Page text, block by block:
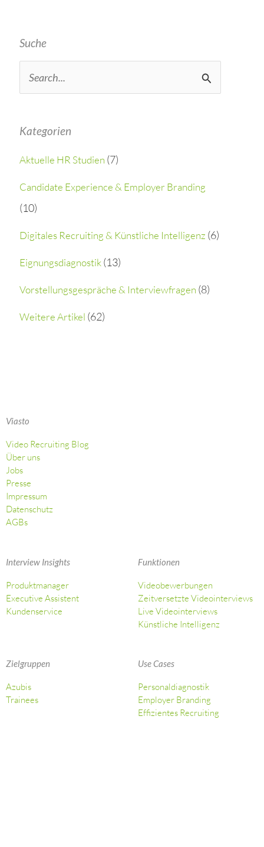
Suche
c
h
f
o
Kategorien
Aktuelle HR Studien (7)
Candidate Experience & Employer Branding
(10)
Digitales Recruiting & Künstliche Intelligenz (6)
Eignungsdiagnostik(13)
Vorstellungsgespräche & Interviewfragen (8)
Weitere Artikel (62)
Viasto
Video Recruiting Blog
Über uns
Jobs
Presse
Impressum
Datenschutz
AGBs
Interview Insights
Produktmanager
Executive Assistent
Kundenservice
Funktionen
Videobewerbungen
Zeitversetzte Videointerviews
Live Videointerviews
Künstliche Intelligenz
Zielgruppen
Azubis
Trainees
Use Cases
Personaldiagnostik
Employer Branding
Effizientes Recruiting